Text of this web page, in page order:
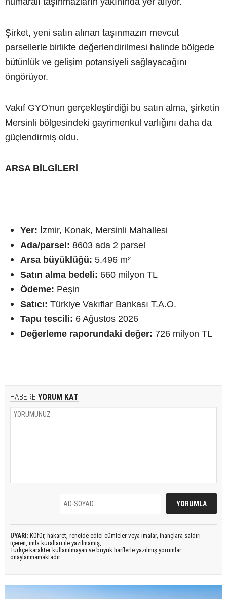
Şirket, yeni satın alınan taşınmazın mevcut
parsellerle birlikte değerlendirilmesi halinde bölgede
bütünlük ve gelişim potansiyeli sağlayacağını
öngörüyor.
Vakıf GYO'nun gerçekleştirdiği bu satın alma, şirketin
Mersinli bölgesindeki gayrimenkul varlığını daha da
güçlendirmiş oldu.
ARSA BİLGİLERİ
Yer: İzmir, Konak, Mersinli Mahallesi
Ada/parsel: 8603 ada 2 parsel
Arsa büyüklüğü: 5.496 m²
Satın alma bedeli: 660 milyon TL
Ödeme: Peşin
Satıcı: Türkiye Vakıflar Bankası T.A.O.
Tapu tescili: 6 Ağustos 2026
Değerleme raporundaki değer: 726 milyon TL
HABERE YORUM KAT
UYARI: Küfür, hakaret, rencide edici cümleler veya imalar, inançlara saldırı
içeren, imla kuralları ile yazılmamış,
Türkçe karakter kullanılmayan ve büyük harflerle yazılmış yorumlar
onaylanmamaktadır.